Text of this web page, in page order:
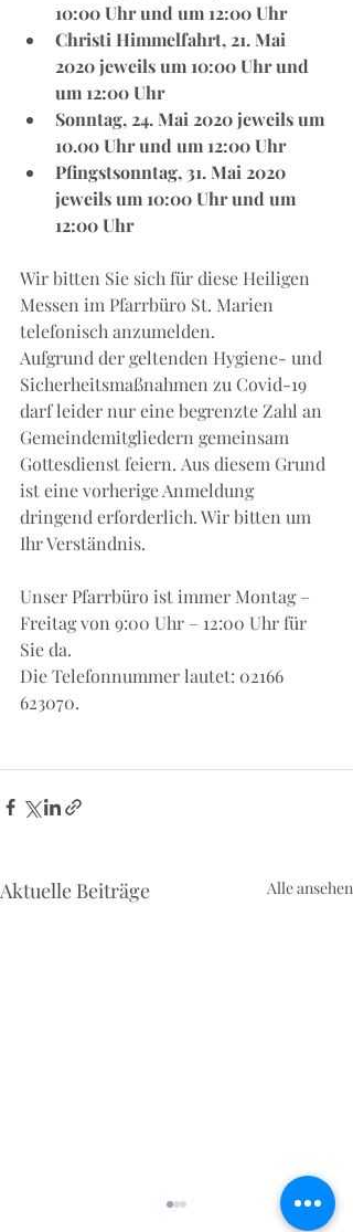
10:00 Uhr und um 12:00 Uhr
Christi Himmelfahrt, 21. Mai
2020 jeweils um 10:00 Uhr und
um 12:00 Uhr
Sonntag, 24. Mai 2020 jeweils um
10.00 Uhr und um 12:00 Uhr
Pfingstsonntag, 31. Mai 2020
jeweils um 10:00 Uhr und um
12:00 Uhr
Wir bitten Sie sich für diese Heiligen
Messen im Pfarrbüro St. Marien
telefonisch anzumelden.
Aufgrund der geltenden Hygiene- und
Sicherheitsmaßnahmen zu Covid-19
darf leider nur eine begrenzte Zahl an
Gemeindemitgliedern gemeinsam
Gottesdienst feiern. Aus diesem Grund
ist eine vorherige Anmeldung
dringend erforderlich. Wir bitten um
Ihr Verständnis.
Unser Pfarrbüro ist immer Montag –
Freitag von 9:00 Uhr – 12:00 Uhr für
Sie da.
Die Telefonnummer lautet: 02166
623070.
Aktuelle Beiträge Alle ansehen